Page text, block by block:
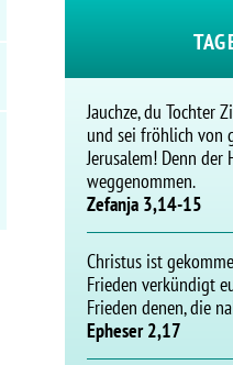
Jauchze, du Tochter
und sei fröhlich von
Jerusalem! Denn der
weggenommen.
Zefanja 3,14-15
Christus ist
Frieden verkündigt
Frieden denen, die
Epheser 2,17